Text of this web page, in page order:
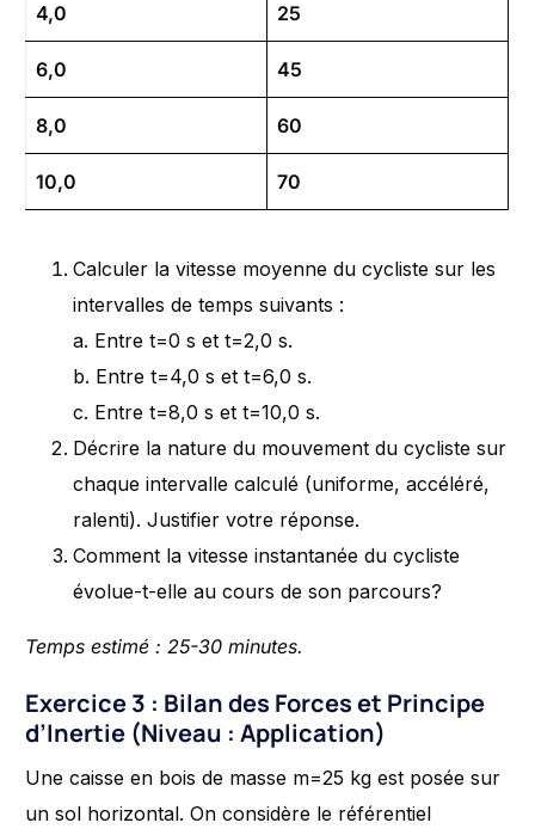
4,0 25
6,0 45
8,0 60
10,0 70
Calculer la vitesse moyenne du cycliste sur les
intervalles de temps suivants :
a. Entre t=0 s et t=2,0 s.
b. Entre t=4,0 s et t=6,0 s.
c. Entre t=8,0 s et t=10,0 s.
Décrire la nature du mouvement du cycliste sur
chaque intervalle calculé (uniforme, accéléré,
ralenti). Justifier votre réponse.
Comment la vitesse instantanée du cycliste
évolue-t-elle au cours de son parcours?
Temps estimé : 25-30 minutes.
Exercice 3 : Bilan des Forces et Principe
d’Inertie (Niveau : Application)
Une caisse en bois de masse m=25 kg est posée sur
un sol horizontal. On considère le référentiel